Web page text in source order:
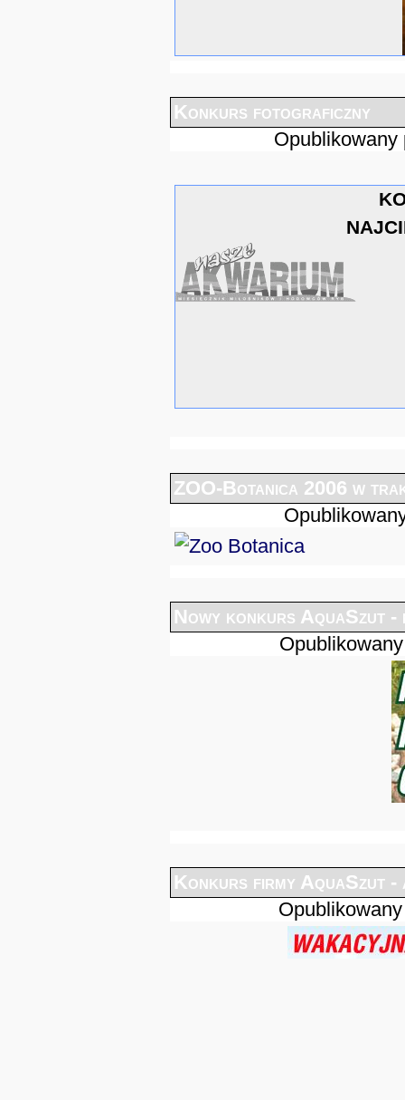
Konkurs fotograficzny
ZOO-Botanica 2006 w
Nowy konkurs AquaSzut -
Konkurs firmy AquaSzut